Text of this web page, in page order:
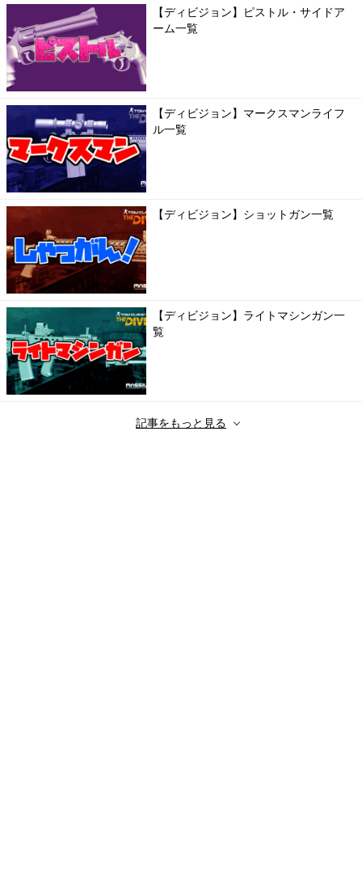
【ディビジョン】ピストル・サイドア
ーム一覧
【ディビジョン】マークスマンライフ
ル一覧
【ディビジョン】ショットガン一覧
【ディビジョン】ライトマシンガン一
覧
記事をもっと見る